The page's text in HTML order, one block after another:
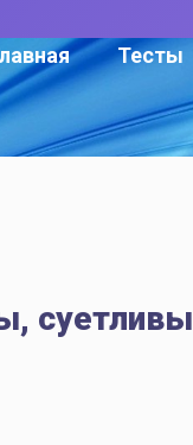
Тесты
суетливы